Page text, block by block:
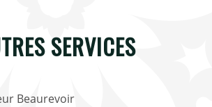
SERVICES
Beaurevoir